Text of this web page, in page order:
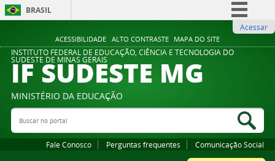
ACESSIBILIDADE ALTO CONTRASTE MAPA DO SITE
BRASIL
Comunica BR
Participe
Legislação
Acessar
INSTITUTO FEDERAL DE EDUCAÇÃO, CIÊNCIA E TECNOLOGIA DO
SUDESTE DE MINAS GERAIS
IF SUDESTE MG
MINISTÉRIO DA EDUCAÇÃO
Buscar no portal
Fale Conosco Perguntas frequentes Comunicação Social